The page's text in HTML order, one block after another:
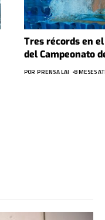
Tres récords en
del Campeonato
POR PRENSA LAI 8 MESES